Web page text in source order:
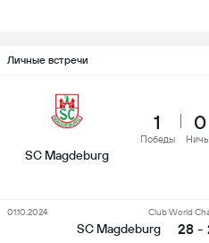
Личные встречи
SC Magdeburg
1
Победы
0
SC Magdeburg
Club World
28 -
01.10.2024